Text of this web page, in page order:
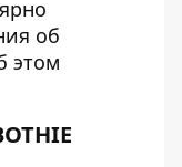
об
этом